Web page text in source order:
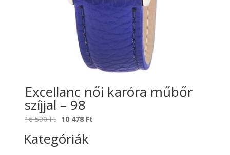
Excellanc női karóra műbőr
szíjjal – 98
16 590Ft Original
was:
10 478 Ft
Kategóriák